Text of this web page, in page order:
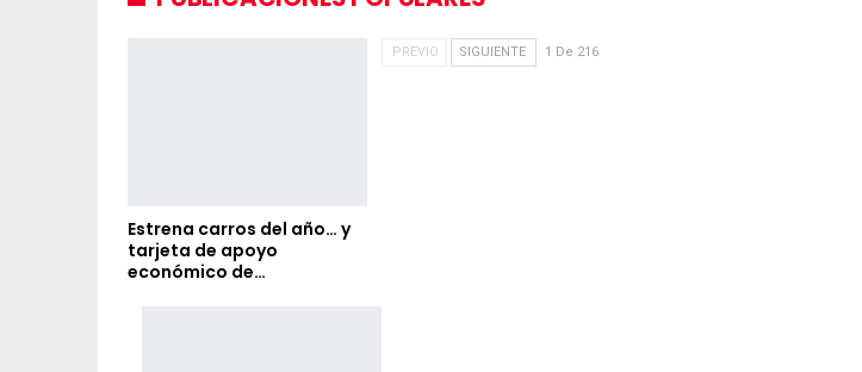
Estrena carros del año… y
tarjeta de apoyo
económico de…
PREVIO SIGUIENTE 1 De 216